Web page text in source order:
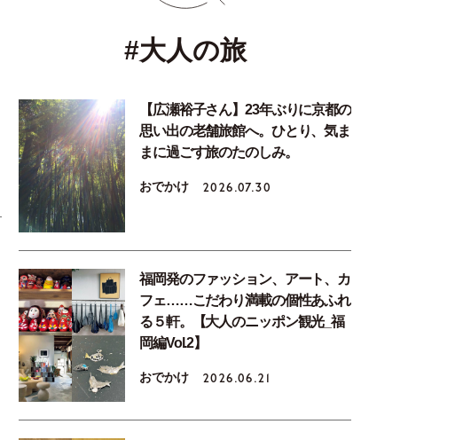
#大人の旅
【広瀬裕子さん】23年ぶりに京都の
思い出の老舗旅館へ。ひとり、気ま
まに過ごす旅のたのしみ。
おでかけ 2026.07.30
福岡発のファッション、アート、カ
フェ……こだわり満載の個性あふれ
る５軒。【大人のニッポン観光_福
岡編Vol.2】
おでかけ 2026.06.21